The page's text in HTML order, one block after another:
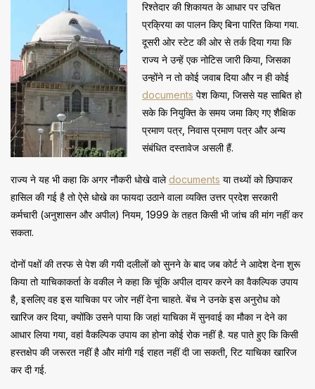
रिश्तेदार की शिकायत के आधार पर उचित
प्रक्रिया का पालन किए बिना पारित किया गया.
दूसरी ओर स्टेट की ओर से तर्क दिया गया कि
राज्य ने उन्हें एक नोटिस जारी किया, जिसका
उन्होंने न तो कोई जवाब दिया और न ही कोई
documents पेश किया, जिससे यह साबित हो
सके कि नियुक्ति के समय जमा किए गए शैक्षिक
प्रमाण पत्र, निवास प्रमाण पत्र और अन्य
संबंधित दस्तावेज असली हैं.
राज्य ने यह भी कहा कि अगर नौकरी धोखे वालेdocuments या तथ्यों को छिपाकर
हासिल की गई है तो ऐसे धोखे का फायदा उठाने वाला व्यक्ति उत्तर प्रदेश सरकारी
कर्मचारी (अनुशासन और अपील) नियम, 1999 के तहत किसी भी जांच की मांग नहीं कर
सकता.
दोनों पक्षों की तरफ से पेश की गयी दलीलों को सुनने के बाद जब कोर्ट ने आदेश देना शुरू
किया तो याचिकाकर्ता के वकील ने कहा कि चूंकि अपील दायर करने का वैकल्पिक उपाय
है, इसलिए वह इस याचिका पर जोर नहीं देना चाहते. बेंच ने उनके इस अनुरोध को
खारिज कर दिया, क्योंकि उसने पाया कि जहां याचिका में सुनवाई का मौका न देने का
आधार लिया गया, वहां वैकल्पिक उपाय का होना कोई रोक नहीं है. यह पाते हुए कि किसी
हस्तक्षेप की जरूरत नहीं है और मांगी गई राहत नहीं दी जा सकती, रिट याचिका खारिज
कर दी गई.